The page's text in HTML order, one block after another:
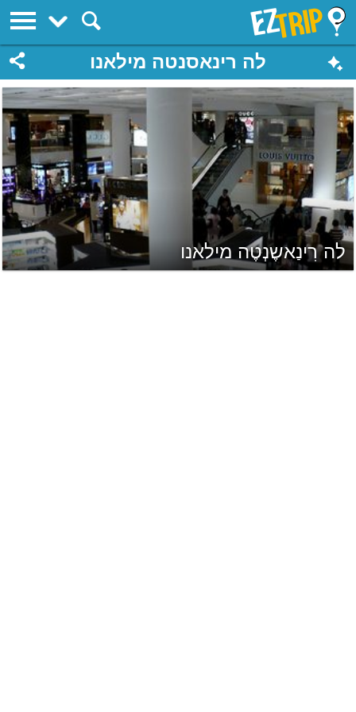
EZTrip
לה רינאסנטה מילאנו
לה רִינַאשֶנְטֶה מילאנו